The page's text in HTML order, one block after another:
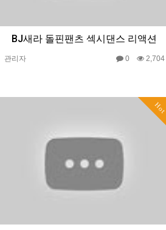
BJ새라 돌핀팬츠 섹시댄스 리액션
관리자 0 2,704
Hot